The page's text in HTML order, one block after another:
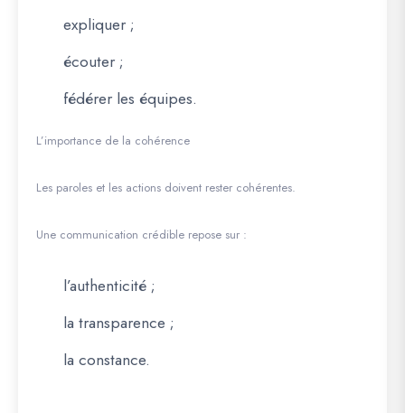
expliquer ;
écouter ;
fédérer les équipes.
L’importance de la cohérence
Les paroles et les actions doivent rester cohérentes.
Une communication crédible repose sur :
l’authenticité ;
la transparence ;
la constance.